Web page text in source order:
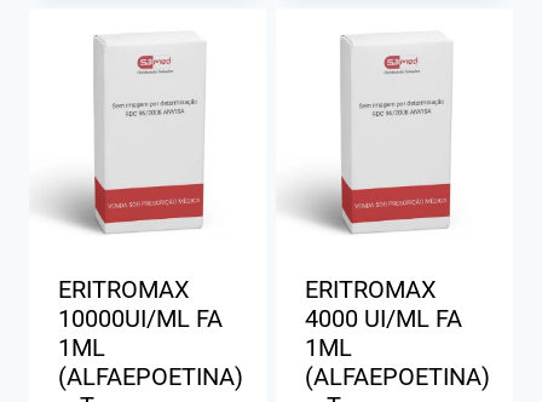
ERITROMAX
10000UI/ML FA
1ML
(ALFAEPOETINA)
ERITROMAX
4000 UI/ML FA
1ML
(ALFAEPOETINA)